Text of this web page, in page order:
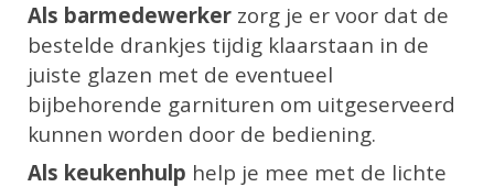
Als barmedewerker zorg je er voor dat de
bestelde drankjes tijdig klaarstaan in de
juiste glazen met de eventueel
bijbehorende garnituren om uitgeserveerd
kunnen worden door de bediening.
Als keukenhulp help je mee met de lichte